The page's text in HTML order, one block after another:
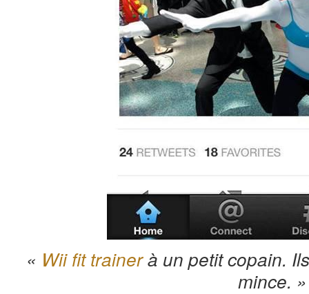
« Wii fit trainerà un petit copain.
mince. »